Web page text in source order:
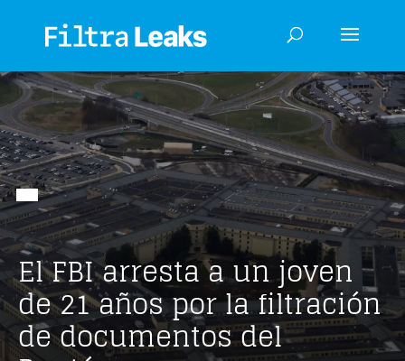
El FBI arresta a un joven
de 21 años por la filtración
de documentos del